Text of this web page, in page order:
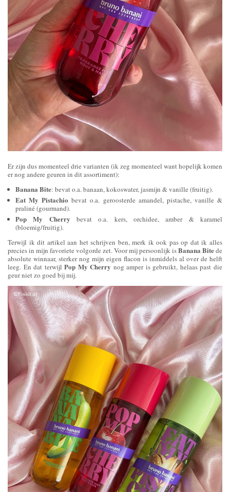
Er zijn dus momenteel drie varianten (ik zeg momenteel want hopelijk komen
er nog andere geuren in dit assortiment):
Banana Bite: bevat o.a. banaan, kokoswater, jasmijn & vanille (fruitig).
Eat My Pistachiobevat o.a. geroosterde amandel, pistache, vanille &
praliné (gourmand).
Pop My Cherry bevat o.a. kers, orchidee, amber & karamel
(bloemig/fruitig).
Terwijl ik dit artikel aan het schrijven ben, merk ik ook pas op dat ik alles
precies in mijn favoriete volgorde zet. Voor mij persoonlijk isBanana Bitede
absolute winnaar, sterker nog mijn eigen flacon is inmiddels al over de helft
leeg. En dat terwijlPop My Cherry nog amper is gebruikt, helaas past die
geur niet zo goed bij mij.